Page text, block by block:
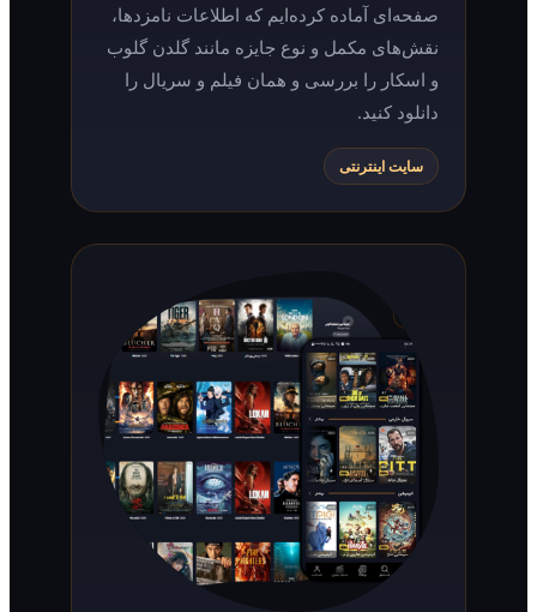
صفحه‌ای آماده کرده‌ایم که اطلاعات نامزدها،
نقش‌های مکمل و نوع جایزه مانند گلدن گلوب
و اسکار را بررسی و همان فیلم و سریال را
سایت اینترنتی